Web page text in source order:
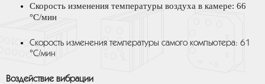
Скорость изменения температуры воздуха в камере: 66
°С/мин
Скорость изменения температуры самого компьютера: 61
°С/мин
Воздействие вибрации